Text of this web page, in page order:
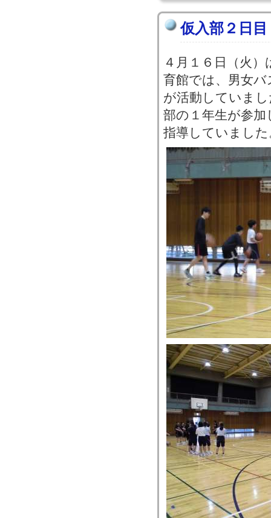
仮入部２日目
４月１６日（火
育館では、男女
が活動していま
部の１年生が参
指導していました